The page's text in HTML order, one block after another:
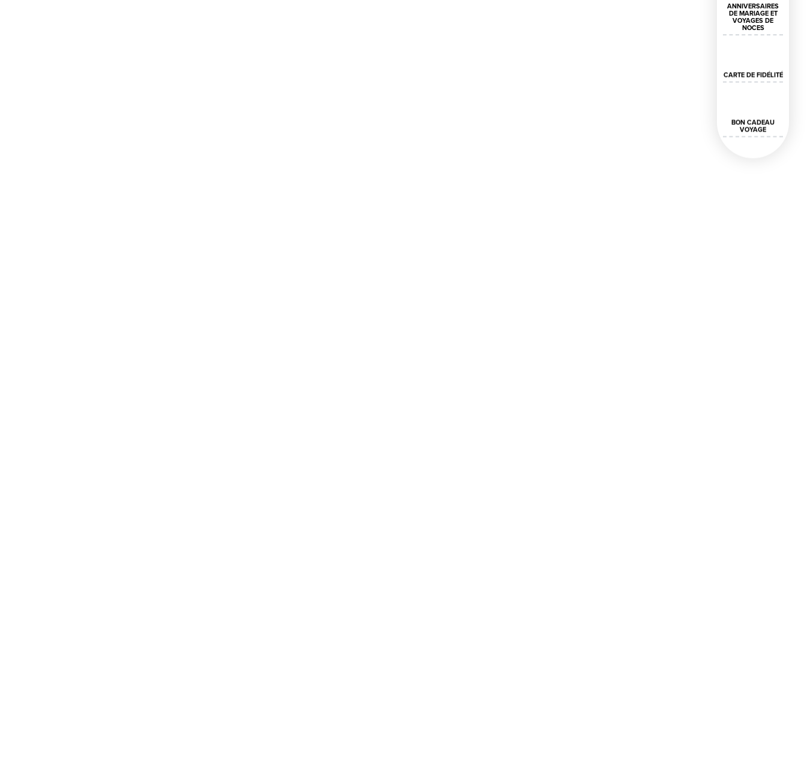
ANNIVERSAIRES
DE MARIAGE ET
VOYAGES DE
NOCES
CARTE DE FIDÉLITÉ
BON CADEAU
VOYAGE